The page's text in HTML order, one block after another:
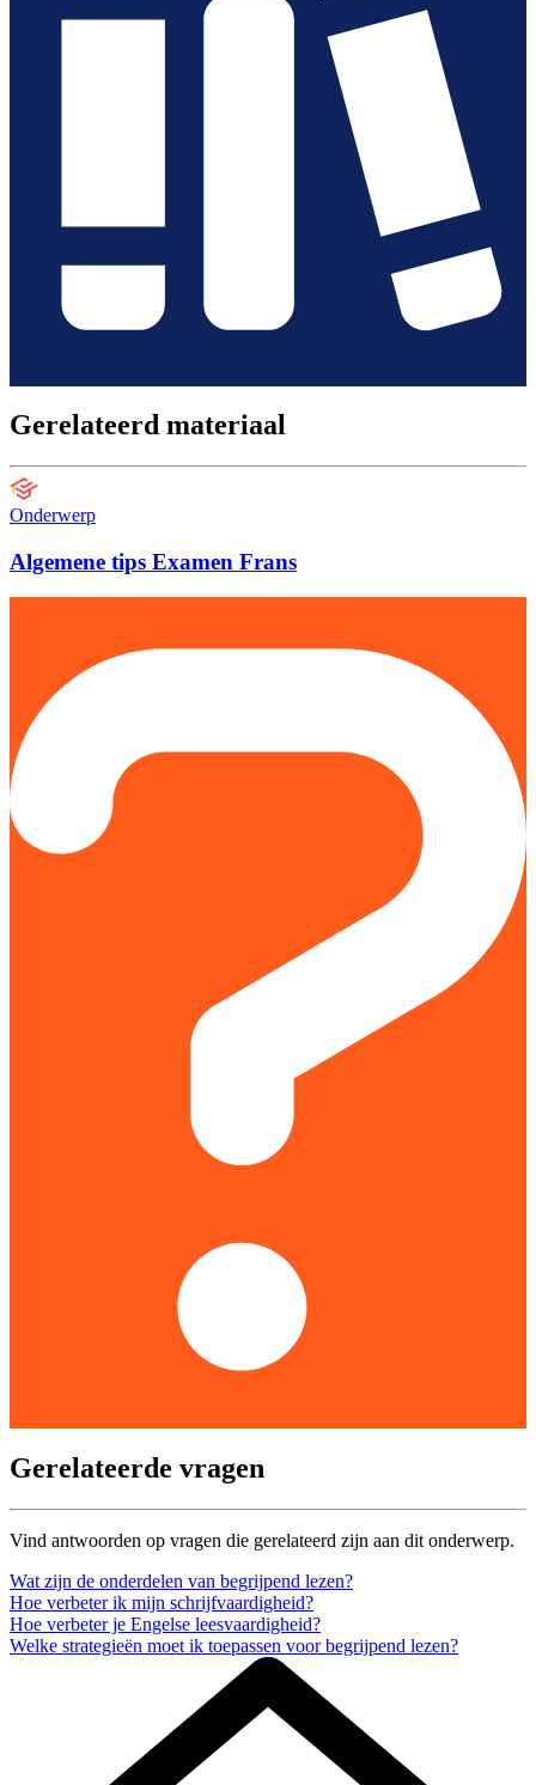
Gerelateerd materiaal
Onderwerp
Algemene tips Examen Frans
Gerelateerde vragen
Vind antwoorden op vragen die gerelateerd zijn aan dit onderwerp.
Wat zijn de onderdelen van begrijpend lezen?
Hoe verbeter ik mijn schrijfvaardigheid?
Hoe verbeter je Engelse leesvaardigheid?
Welke strategieën moet ik toepassen voor begrijpend lezen?